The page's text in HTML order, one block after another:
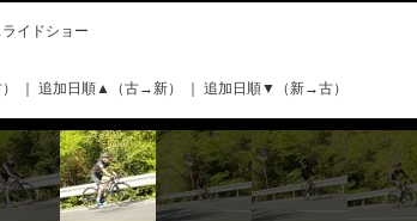
ライドショー
追加日順▲（古→新） 追加日順▼（新→古）